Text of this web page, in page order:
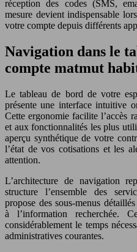
réception des codes (SMS,
mesure devient indispensable
votre compte depuis différents
Navigation dans le
compte matmut
Le tableau de bord de votre
présente une interface intuitive
Cette ergonomie facilite l’accès
et aux fonctionnalités les plus
aperçu synthétique de votre
l’état de vos cotisations et les
attention.
L’architecture de navigation
structure l’ensemble des
propose des sous-menus
à l’information recherchée.
considérablement le temps
administratives courantes.